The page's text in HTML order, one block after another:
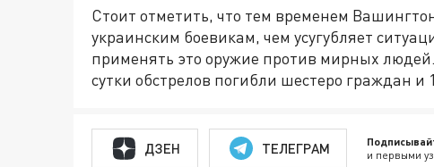
Стоит отметить, что тем временем
украинским боевикам, чем усугубляет
применять это оружие против мирных людей.
сутки обстрелов погибли шестеро граждан
ДЗЕН ТЕЛЕГРАМ и первыми